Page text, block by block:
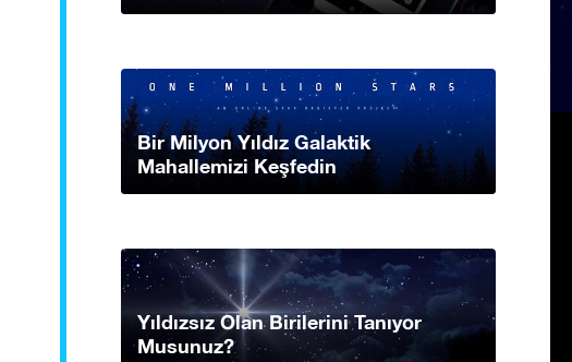
Bir Milyon Yıldız Galaktik
Mahallemizi Keşfedin
Yıldızsız Olan Birilerini Tanıyor
Musunuz?